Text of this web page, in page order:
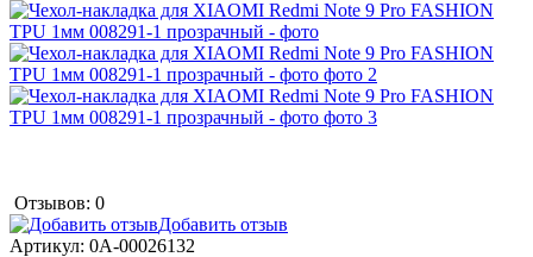
Отзывов: 0
Добавить отзыв
Артикул: 0А-00026132